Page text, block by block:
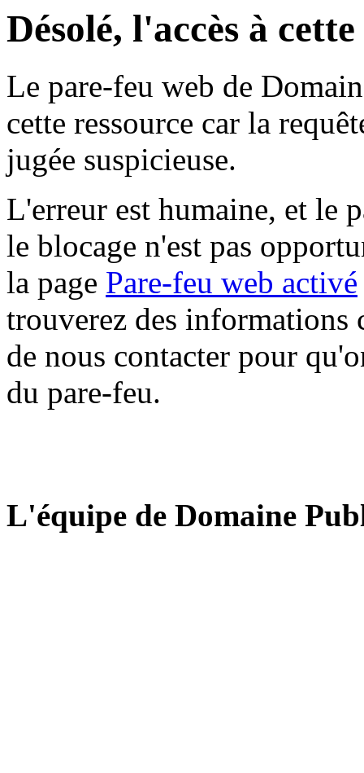
Désolé, l'accès à
Le pare-feu web de
cette ressource car la
jugée suspicieuse.
L'erreur est humaine, et le
le blocage n'est pas
la page Pare-feu web activé
trouverez des informations
de nous contacter pour
du pare-feu.
L'équipe de Domaine